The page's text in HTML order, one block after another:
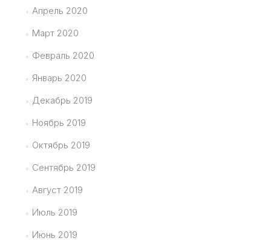
Апрель 2020
Март 2020
Февраль 2020
Январь 2020
Декабрь 2019
Ноябрь 2019
Октябрь 2019
Сентябрь 2019
Август 2019
Июль 2019
Июнь 2019